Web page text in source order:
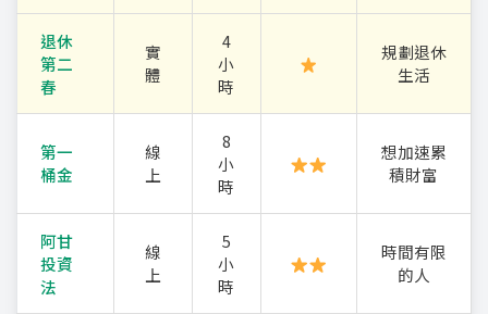
退休
第二
春
實
體
4
小
時
規劃退休
生活
第一
桶金
線
上
8
小
時
想加速累
積財富
阿甘
投資
法
線
上
5
小
時
時間有限
的人